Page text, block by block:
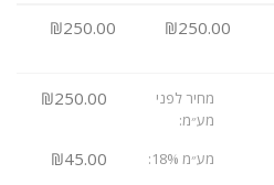
₪250.00
₪250.00
מחיר לפני
מע״מ:
₪250.00
מע״מ 18%: ₪45.00